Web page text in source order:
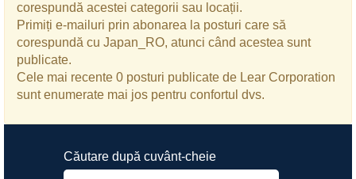
corespundă acestei categorii sau locații.
Primiți e-mailuri prin abonarea la posturi care să
corespundă cu Japan_RO, atunci când acestea sunt
publicate.
Cele mai recente 0 posturi publicate de Lear Corporation
sunt enumerate mai jos pentru confortul dvs.
Căutare după cuvânt-cheie